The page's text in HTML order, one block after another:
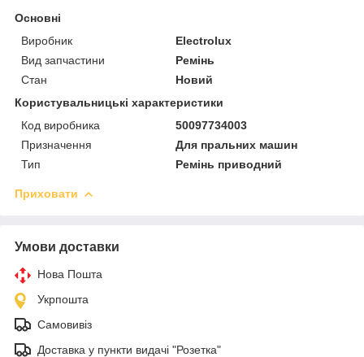
Основні
Виробник
Electrolux
Вид запчастини
Ремінь
Стан
Новий
Користувальницькі характеристики
Код виробника
50097734003
Призначення
Для пральних машин
Тип
Ремінь приводний
Приховати
Умови доставки
Нова Пошта
Укрпошта
Самовивіз
Доставка у пункти видачі "Розетка"